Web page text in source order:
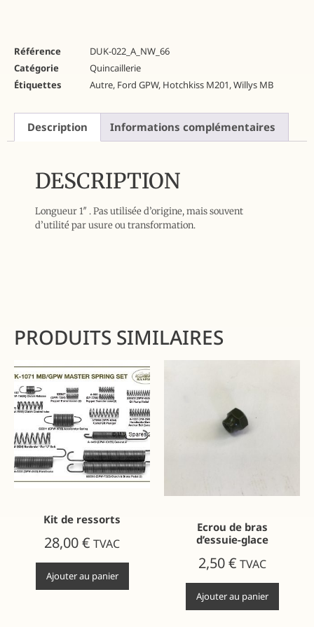
Référence
DUK-022_A_NW_66
Catégorie
Quincaillerie
Étiquettes
Autre, Ford GPW, Hotchkiss M201,Willys MB
Description Informations complémentaires
DESCRIPTION
Longueur 1″ . Pas utilisée d’origine, mais souvent
d’utilité par usure ou transformation.
PRODUITS SIMILAIRES
Kit de ressorts
28,00€ TVAC
Ajouter au panier
Ecrou de bras
d’essuie-glace
2,50€ TVAC
Ajouter au panier